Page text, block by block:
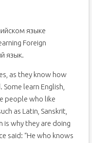
языке
Foreign
язык.
as they know how
learn English,
people who like
as Latin, Sanskrit,
is why they are doing
said: “He who knows